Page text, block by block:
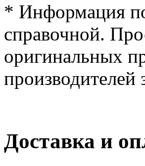
* Информация
справочной.
оригинальных
производителей
Доставка и